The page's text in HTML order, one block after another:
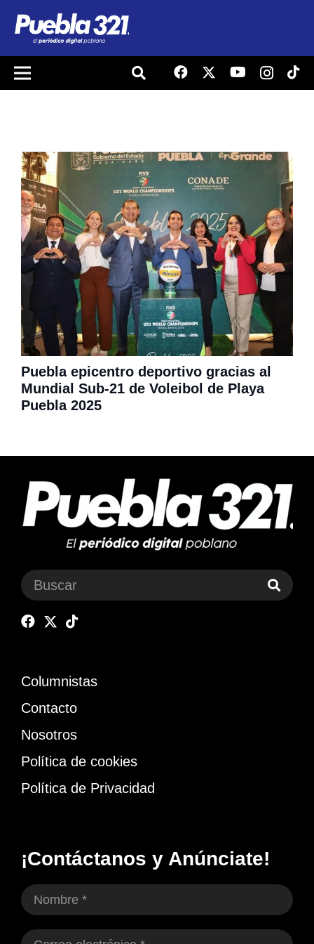
Puebla epicentro deportivo gracias al
Mundial Sub-21 de Voleibol de Playa
Puebla 2025
Columnistas
Contacto
Nosotros
Política de cookies
Política de Privacidad
¡Contáctanos y Anúnciate!